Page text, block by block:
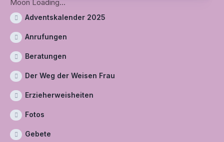
Moon Loading...
Adventskalender 2025
Anrufungen
Beratungen
Der Weg der Weisen Frau
Erzieherweisheiten
Fotos
Gebete